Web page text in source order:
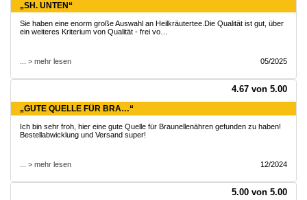
„SH. UNTEN“
Sie haben eine enorm große Auswahl an Heilkräutertee.Die Qualität ist gut, über
ein weiteres Kriterium von Qualität - frei vo…
... > mehr lesen 05/2025
4.67 von 5.00
„GUTE QUELLE FÜR BRA…“
Ich bin sehr froh, hier eine gute Quelle für Braunellenähren gefunden zu haben!
Bestellabwicklung und Versand super!
... > mehr lesen 12/2024
5.00 von 5.00